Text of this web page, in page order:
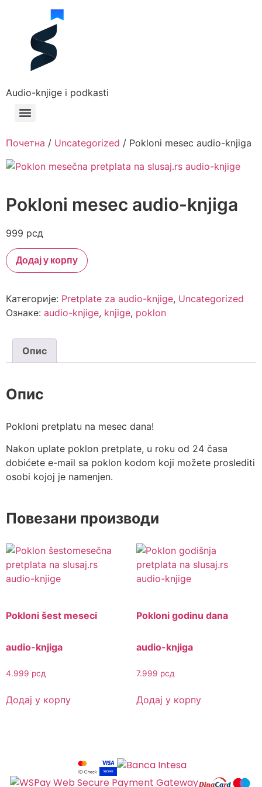
Audio-knjige i podkasti
Почетна / Uncategorized / Pokloni mesec audio-knjiga
Pokloni mesec audio-knjiga
999 рсд
Додај у корпу
Категорије: Pretplate za audio-knjige, Uncategorized
Ознаке: audio-knjige, knjige, poklon
Опис
Опис
Pokloni pretplatu na mesec dana!
Nakon uplate poklon pretplate, u roku od 24 časa
dobićete e-mail sa poklon kodom koji možete proslediti
osobi kojoj je namenjen.
Повезани производи
Pokloni šest meseci
audio-knjiga
4.999 рсд
Додај у корпу
Pokloni godinu dana
audio-knjiga
7.999 рсд
Додај у корпу